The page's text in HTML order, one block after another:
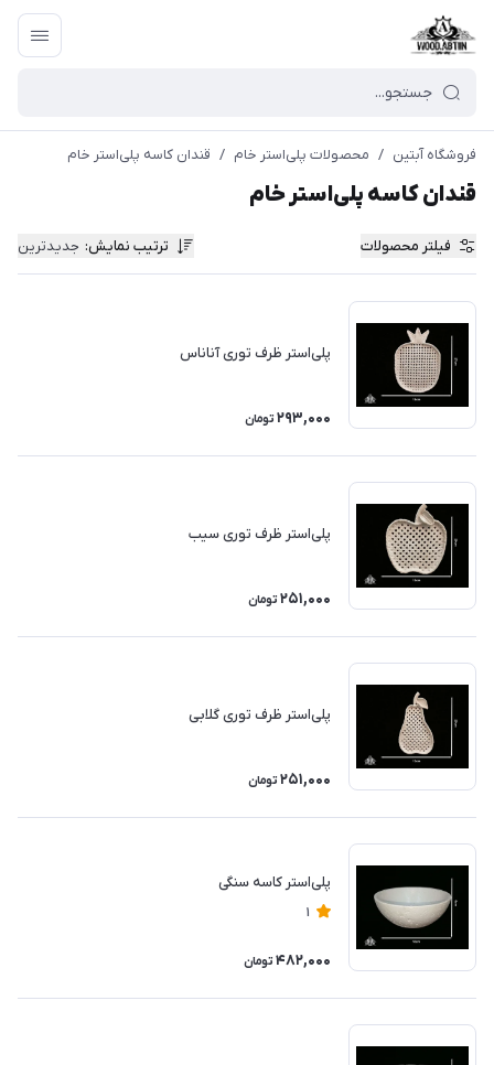
فروشگاه آبتین / محصولات پلی‌استر خام / قندان کاسه پلی‌استر خام
قندان کاسه پلی‌استر خام
فیلتر محصولات ترتیب نمایش: جدیدترین
پلی‌استر ظرف توری آناناس
293,000 تومان
پلی‌استر ظرف توری سیب
251,000 تومان
پلی‌استر ظرف توری گلابی
251,000 تومان
پلی‌استر کاسه سنگی
1
482,000 تومان